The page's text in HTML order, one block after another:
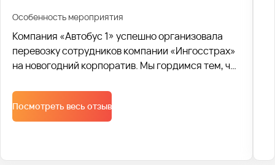
Особенность мероприятия
Компания «Автобус 1» успешно организовала
перевозку сотрудников компании «Ингосстрах»
на новогодний корпоратив. Мы гордимся тем, что
участников праздника
Посмотреть весь отзыв